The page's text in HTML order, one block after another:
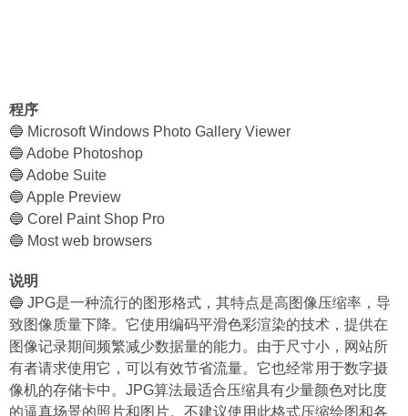
程序
🔵 Microsoft Windows Photo Gallery Viewer
🔵 Adobe Photoshop
🔵 Adobe Suite
🔵 Apple Preview
🔵 Corel Paint Shop Pro
🔵 Most web browsers
说明
🔵 JPG是一种流行的图形格式，其特点是高图像压缩率，导
致图像质量下降。它使用编码平滑色彩渲染的技术，提供在
图像记录期间频繁减少数据量的能力。由于尺寸小，网站所
有者请求使用它，可以有效节省流量。它也经常用于数字摄
像机的存储卡中。JPG算法最适合压缩具有少量颜色对比度
的逼真场景的照片和图片。不建议使用此格式压缩绘图和各